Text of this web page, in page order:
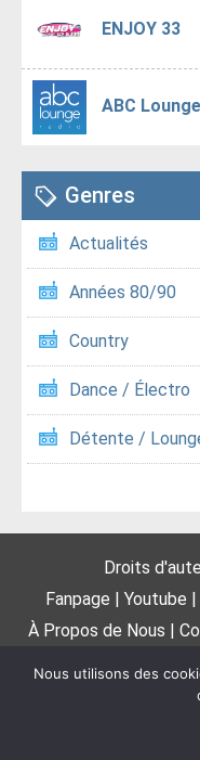
ENJOY 33
ABC Lounge
Genres
Actualités
Années 80/90
Country
Dance / Électro
Détente /
Droits
Fanpage | Youtube |
À Propos de Nous |
Nous utilisons des